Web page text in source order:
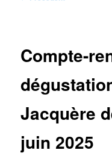
Compte-
Jacquère
juin 2025